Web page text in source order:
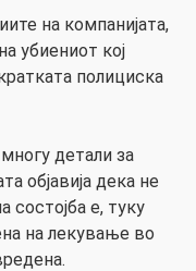
на компанијата,
убиениот кој
полициска
детали за
објавија дека не
состојба е, туку
на лекување во